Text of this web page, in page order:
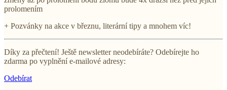
prolomením
+ Pozvánky na akce v březnu, literární tipy a mnohem víc!
Díky za přečtení! Ještě newsletter neodebíráte? Odebírejte ho
zdarma po vyplnění e-mailové adresy:
Odebírat